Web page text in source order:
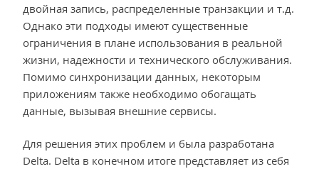
двойная запись, распределенные транзакции и т.д.
Однако эти подходы имеют существенные
ограничения в плане использования в реальной
жизни, надежности и технического обслуживания.
Помимо синхронизации данных, некоторым
приложениям также необходимо обогащать
данные, вызывая внешние сервисы.
Для решения этих проблем и была разработана
Delta. Delta в конечном итоге представляет из себя